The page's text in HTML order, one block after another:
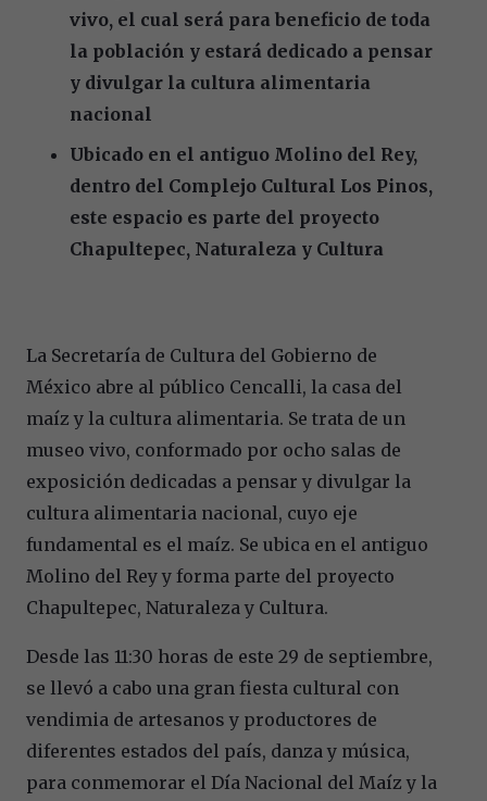
vivo, el cual será para beneficio de toda
la población y estará dedicado a pensar
y divulgar la cultura alimentaria
nacional
Ubicado en el antiguo Molino del Rey,
dentro del Complejo Cultural Los Pinos,
este espacio es parte del proyecto
Chapultepec, Naturaleza y Cultura
La Secretaría de Cultura del Gobierno de
México abre al público Cencalli, la casa del
maíz y la cultura alimentaria. Se trata de un
museo vivo, conformado por ocho salas de
exposición dedicadas a pensar y divulgar la
cultura alimentaria nacional, cuyo eje
fundamental es el maíz. Se ubica en el antiguo
Molino del Rey y forma parte del proyecto
Chapultepec, Naturaleza y Cultura.
Desde las 11:30 horas de este 29 de septiembre,
se llevó a cabo una gran fiesta cultural con
vendimia de artesanos y productores de
diferentes estados del país, danza y música,
para conmemorar el Día Nacional del Maíz y la